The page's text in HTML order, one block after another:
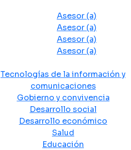
Asesor (a)
Asesor (a)
Asesor (a)
Asesor (a)
Tecnologías de la información y
comunicaciones
Gobierno y convivencia
Desarrollo social
Desarrollo económico
Salud
Educación